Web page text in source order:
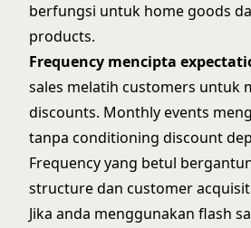
berfungsi untuk home goods
products.
Frequency mencipta
sales melatih customers untuk
discounts. Monthly events
tanpa conditioning discount
Frequency yang betul
structure dan customer
Jika anda menggunakan flash